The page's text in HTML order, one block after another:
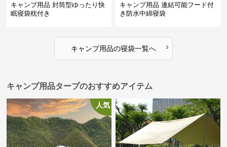
キャンプ用品 封筒型ゆったり快
眠寝袋枕付き
キャンプ用品 連結可能フード付
き防水中綿寝袋
キャンプ用品の寝袋一覧へ ›
キャンプ用品タープのおすすめアイテム
人気